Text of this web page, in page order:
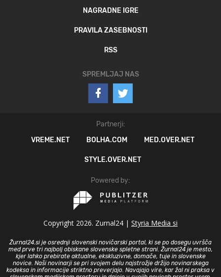
NAGRADNE IGRE
PRAVILA ZASEBNOSTI
RSS
SPREMLJAJ NAS
Partnerji:
VREME.NET
BOLHA.COM MED.OVER.NET
STYLE.OVER.NET
Powered by:
Copyright 2026. Zurnal24 | Styria Media si
Žurnal24.si je osrednji slovenski novičarski portal, ki se po dosegu uvršča
med prve tri najbolj obiskane slovenske spletne strani. Žurnal24 je mesto,
kjer lahko prebirate aktualne, ekskluzivne, domače, tuje in slovenske
novice. Naši novinarji se pri svojem delu najstrožje držijo novinarskega
kodeksa in informacije striktno preverjajo. Navajajo vire, kar žal ni praksa v